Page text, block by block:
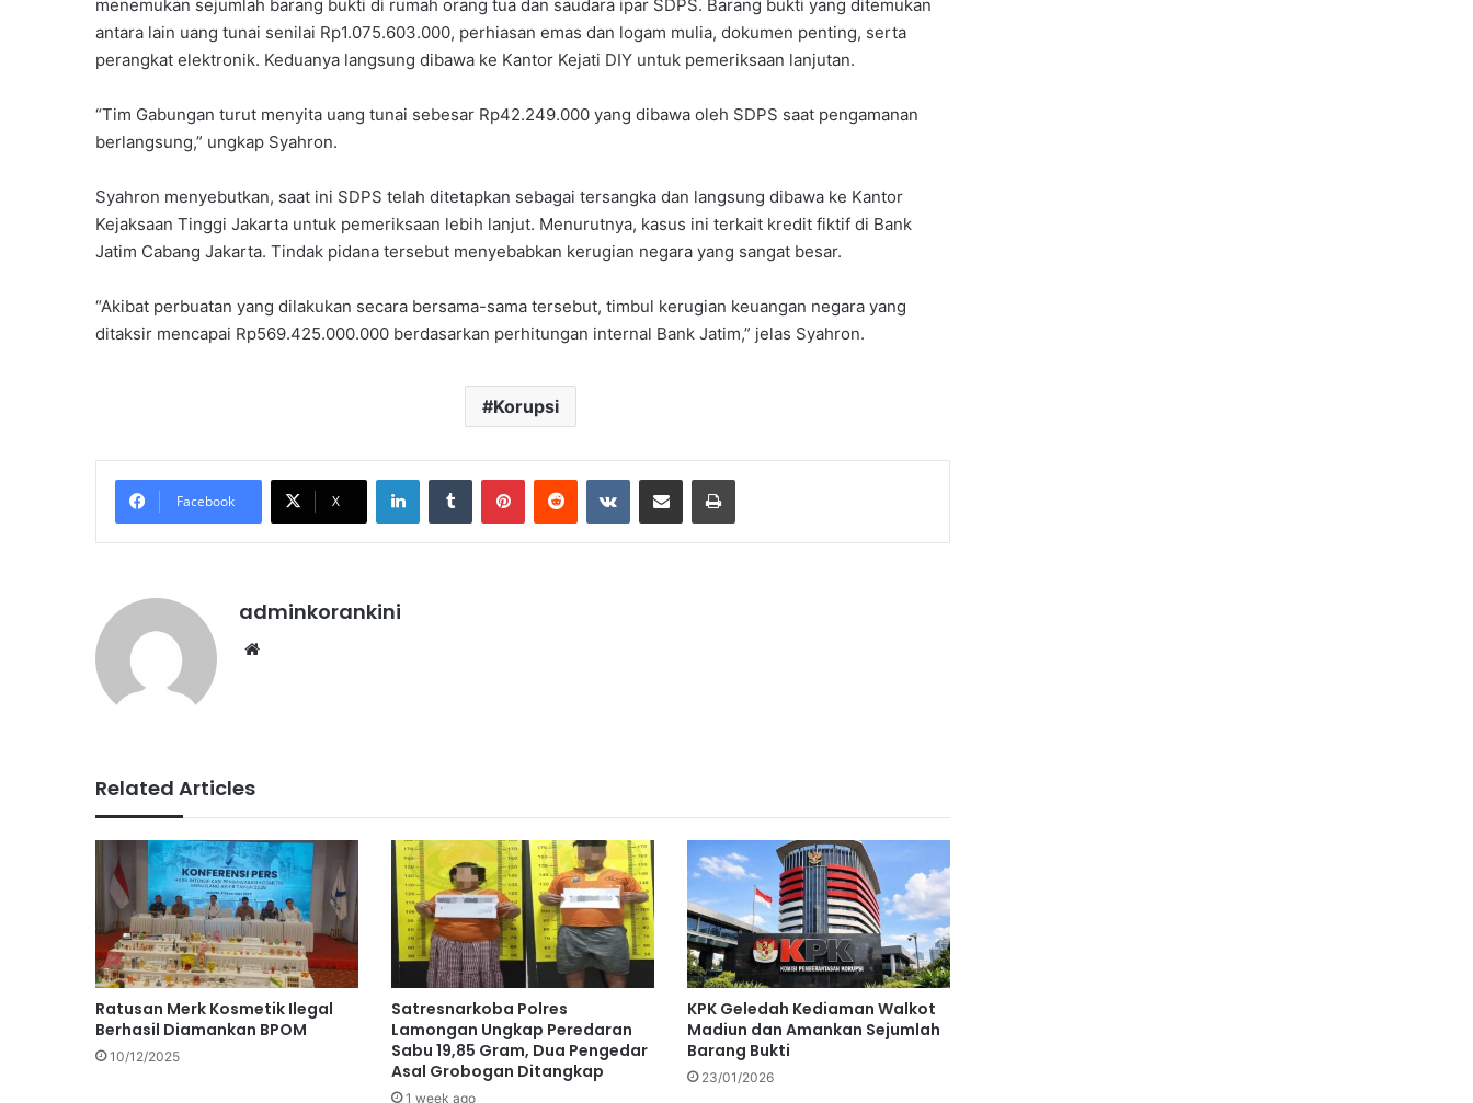
menemukan sejumlah barang bukti di rumah orang tua dan saudara ipar SDPS. Barang bukti yang ditemukan
antara lain uang tunai senilai Rp1.075.603.000, perhiasan emas dan logam mulia, dokumen penting, serta
perangkat elektronik. Keduanya langsung dibawa ke Kantor Kejati DIY untuk pemeriksaan lanjutan.
“Tim Gabungan turut menyita uang tunai sebesar Rp42.249.000 yang dibawa oleh SDPS saat pengamanan
berlangsung,” ungkap Syahron.
Syahron menyebutkan, saat ini SDPS telah ditetapkan sebagai tersangka dan langsung dibawa ke Kantor
Kejaksaan Tinggi Jakarta untuk pemeriksaan lebih lanjut. Menurutnya, kasus ini terkait kredit fiktif di Bank
Jatim Cabang Jakarta. Tindak pidana tersebut menyebabkan kerugian negara yang sangat besar.
“Akibat perbuatan yang dilakukan secara bersama-sama tersebut, timbul kerugian keuangan negara yang
ditaksir mencapai Rp569.425.000.000 berdasarkan perhitungan internal Bank Jatim,” jelas Syahron.
Korupsi
Facebook X
LinkedInTumblr PinterestReddit VKontakteShare via Email Print
adminkorankini
Related Articles
Ratusan Merk Kosmetik Ilegal
Berhasil Diamankan BPOM
10/12/2025
Satresnarkoba Polres
Lamongan Ungkap Peredaran
Sabu 19,85 Gram, Dua Pengedar
Asal Grobogan Ditangkap
1 week ago
KPK Geledah Kediaman Walkot
Madiun dan Amankan Sejumlah
Barang Bukti
23/01/2026